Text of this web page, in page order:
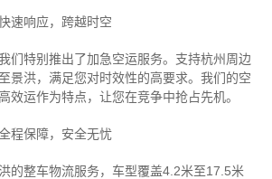
速响应，跨越时空
们特别推出了加急空运服务。支持杭州周边
景洪，满足您对时效性的高要求。我们的空
效运作为特点，让您在竞争中抢占先机。
程保障，安全无忧
的整车物流服务，车型覆盖4.2米至17.5米